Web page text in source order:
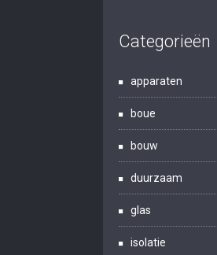
Categorieën
apparaten
boue
bouw
duurzaam
glas
isolatie